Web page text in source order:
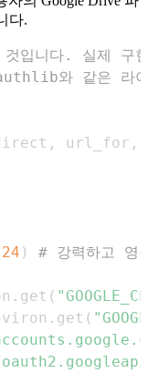
다.
입니다. 실제 구
와 같은 라이
, url_for ,
24 ) # 강력하고 영
. get (
. get (